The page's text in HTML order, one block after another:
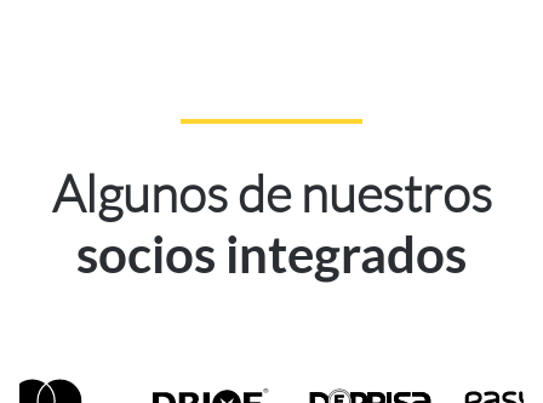
Algunos de nuestros
socios integrados